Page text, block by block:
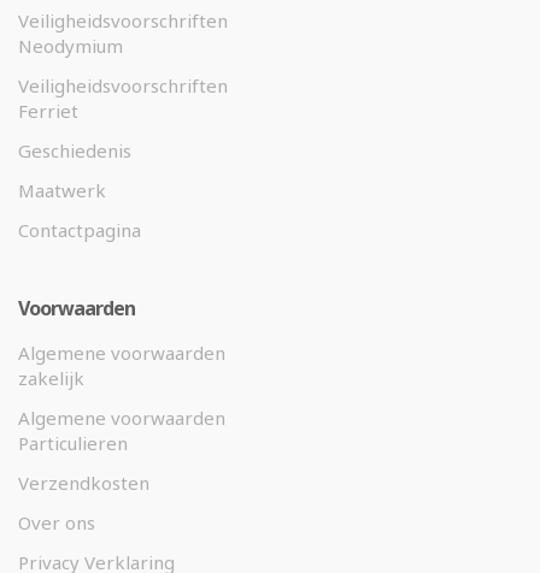
Veiligheidsvoorschriften
Neodymium
Veiligheidsvoorschriften
Ferriet
Geschiedenis
Maatwerk
Contactpagina
Voorwaarden
Algemene voorwaarden
zakelijk
Algemene voorwaarden
Particulieren
Verzendkosten
Over ons
Privacy Verklaring